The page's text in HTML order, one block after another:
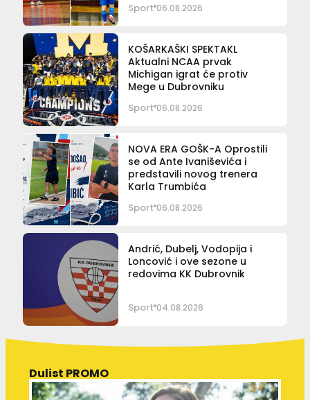
Sport 06.08.2026
KOŠARKAŠKI SPEKTAKL
Aktualni NCAA prvak
Michigan igrat će protiv
Mege u Dubrovniku
Sport 06.08.2026
NOVA ERA GOŠK-A Oprostili
se od Ante Ivaniševića i
predstavili novog trenera
Karla Trumbića
Sport 06.08.2026
Andrić, Dubelj, Vodopija i
Loncović i ove sezone u
redovima KK Dubrovnik
Sport 04.08.2026
Dulist PROMO